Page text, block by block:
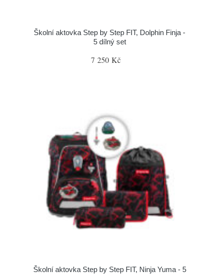
Školní aktovka Step by Step FIT, Dolphin Finja -
5 dílný set
7 250 Kč
Školní aktovka Step by Step FIT, Ninja Yuma - 5